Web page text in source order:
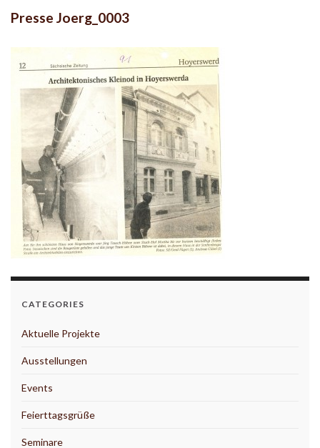
Presse Joerg_0003
CATEGORIES
Aktuelle Projekte
Ausstellungen
Events
Feierttagsgrüße
Seminare